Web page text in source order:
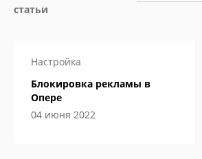
статьи
Настройка
Блокировка рекламы в
Опере
04 июня 2022